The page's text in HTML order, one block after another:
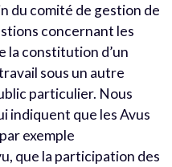
du comité de gestion de
concernant les
la constitution d’un
sous un autre
particulier. Nous
indiquent que les Avus
exemple
que la participation des